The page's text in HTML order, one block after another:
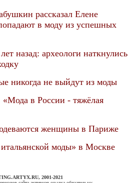
рассказал Елене
в моду из успешных
назад: археологи наткнулись
никогда не выйдут из моды
в России - тяжёлая
женщины в Париже
моды» в Москве
2001-2021